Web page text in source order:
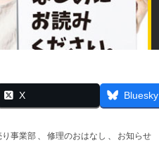
X Bluesky
り事業部 、 修理のおはなし 、 お知らせ